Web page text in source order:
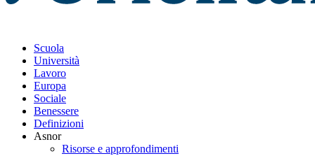
Scuola
Università
Lavoro
Europa
Sociale
Benessere
Definizioni
Asnor
Risorse e approfondimenti